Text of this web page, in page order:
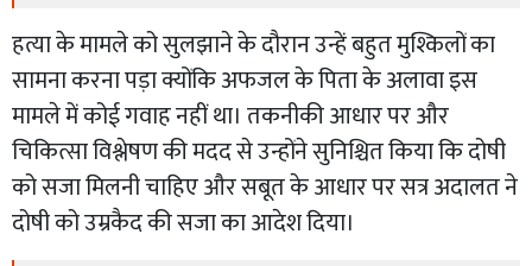
हत्या के मामले को सुलझाने के दौरान उन्हें बहुत मुश्किलों का
सामना करना पड़ा क्योंकि अफजल के पिता के अलावा इस
मामले में कोई गवाह नहीं था। तकनीकी आधार पर और
चिकित्सा विश्लेषण की मदद से उन्होंने सुनिश्चित किया कि दोषी
को सजा मिलनी चाहिए और सबूत के आधार पर सत्र अदालत ने
दोषी को उम्रकैद की सजा का आदेश दिया।